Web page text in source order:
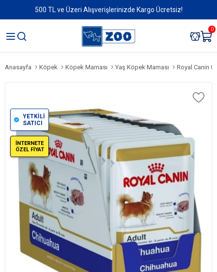
500 TL ve Üzeri Alışverişlerinizde Kargo Ücretsiz!
0
Anasayfa Köpek Köpek Maması Yaş Köpek Maması Royal Canin
YETKİLİ
SATICI
İNTERNETE
ÖZEL FİYAT